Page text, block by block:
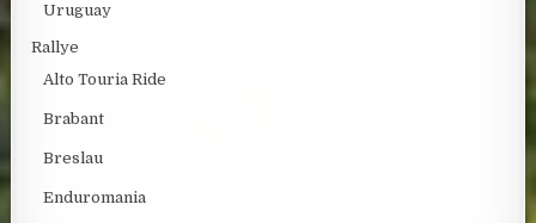
Uruguay
Rallye
Alto Touria Ride
Brabant
Breslau
Enduromania